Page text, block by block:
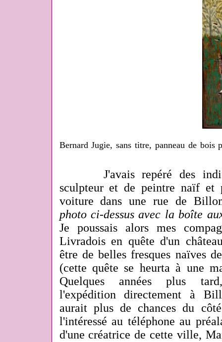
Bernard Jugie, sans titre, panneau de
J'avais repéré des
sculpteur et de peintre naïf et
voiture dans une rue de
photo ci-dessus avec la boîte
Je poussais alors mes
Livradois en quête d'un
être de belles fresques naïves
(cette quête se heurta à une
Quelques années plus
l'expédition directement à
aurait plus de chances du
l'intéressé au téléphone au
d'une créatrice de cette ville,